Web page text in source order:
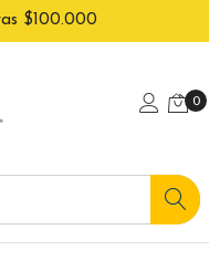
$100.000
0